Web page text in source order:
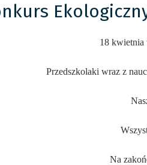
18 kwietnia
Przedszkolaki wraz z
Na